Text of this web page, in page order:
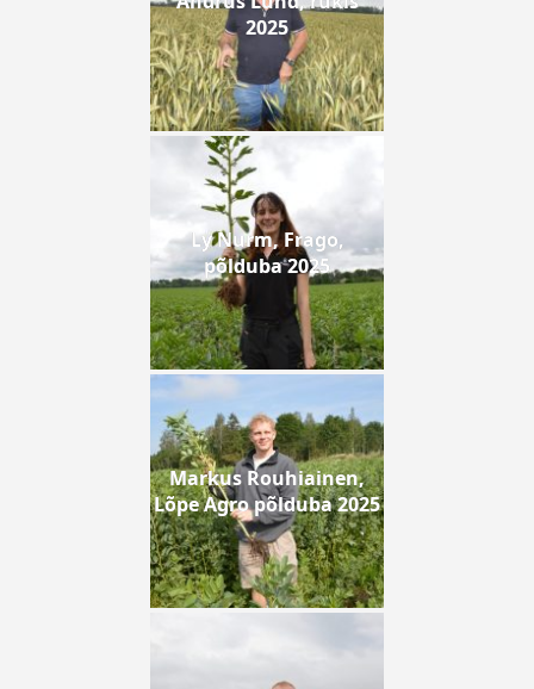
2025
Ly Nurm, Frago,
põlduba 2025
Markus Rouhiainen,
Lõpe Agro põlduba 2025